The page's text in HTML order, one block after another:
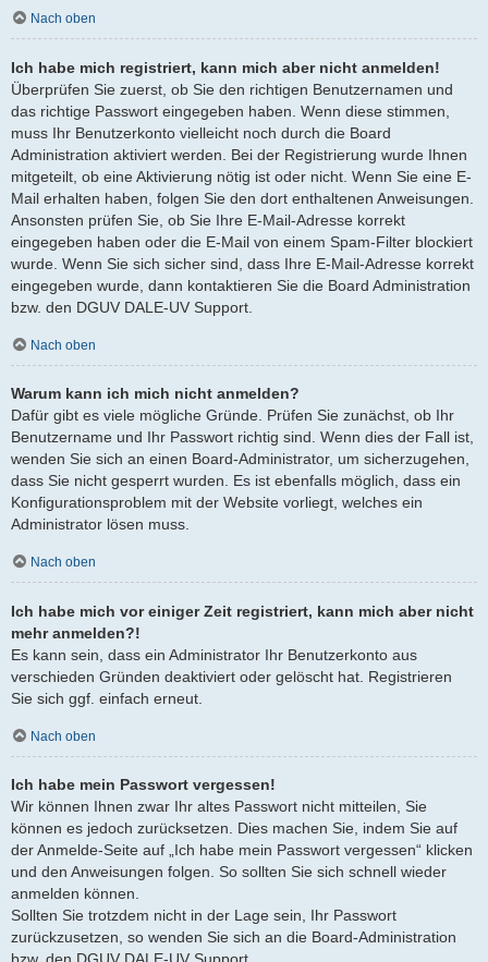
Nach oben
Ich habe mich registriert, kann mich aber nicht anmelden!
Überprüfen Sie zuerst, ob Sie den richtigen Benutzernamen und
das richtige Passwort eingegeben haben. Wenn diese stimmen,
muss Ihr Benutzerkonto vielleicht noch durch die Board
Administration aktiviert werden. Bei der Registrierung wurde Ihnen
mitgeteilt, ob eine Aktivierung nötig ist oder nicht. Wenn Sie eine E-
Mail erhalten haben, folgen Sie den dort enthaltenen Anweisungen.
Ansonsten prüfen Sie, ob Sie Ihre E-Mail-Adresse korrekt
eingegeben haben oder die E-Mail von einem Spam-Filter blockiert
wurde. Wenn Sie sich sicher sind, dass Ihre E-Mail-Adresse korrekt
eingegeben wurde, dann kontaktieren Sie die Board Administration
bzw. den DGUV DALE-UV Support.
Nach oben
Warum kann ich mich nicht anmelden?
Dafür gibt es viele mögliche Gründe. Prüfen Sie zunächst, ob Ihr
Benutzername und Ihr Passwort richtig sind. Wenn dies der Fall ist,
wenden Sie sich an einen Board-Administrator, um sicherzugehen,
dass Sie nicht gesperrt wurden. Es ist ebenfalls möglich, dass ein
Konfigurationsproblem mit der Website vorliegt, welches ein
Administrator lösen muss.
Nach oben
Ich habe mich vor einiger Zeit registriert, kann mich aber nicht
mehr anmelden?!
Es kann sein, dass ein Administrator Ihr Benutzerkonto aus
verschieden Gründen deaktiviert oder gelöscht hat. Registrieren
Sie sich ggf. einfach erneut.
Nach oben
Ich habe mein Passwort vergessen!
Wir können Ihnen zwar Ihr altes Passwort nicht mitteilen, Sie
können es jedoch zurücksetzen. Dies machen Sie, indem Sie auf
der Anmelde-Seite auf „Ich habe mein Passwort vergessen“ klicken
und den Anweisungen folgen. So sollten Sie sich schnell wieder
anmelden können.
Sollten Sie trotzdem nicht in der Lage sein, Ihr Passwort
zurückzusetzen, so wenden Sie sich an die Board-Administration